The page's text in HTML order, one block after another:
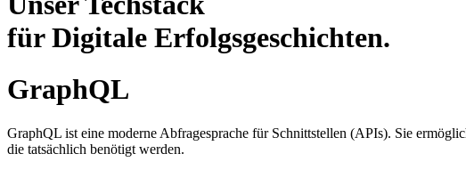
für Digitale Erfolgsgeschichten.
GraphQL
GraphQL ist eine moderne Abfragesprache für Schnittstellen (APIs). Sie
die tatsächlich benötigt werden.